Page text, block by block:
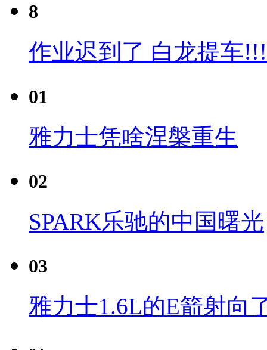
8
作业迟到了 白龙提车
01
雅力士凭啥涅槃重生
02
SPARK乐驰的中国曙光
03
雅力士1.6L的E箭射向